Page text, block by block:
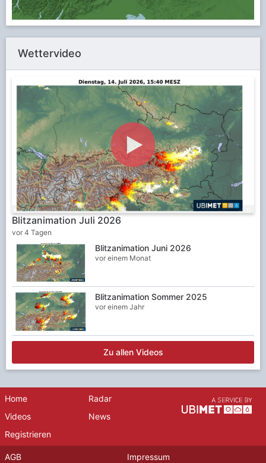
Wettervideo
Blitzanimation Juli 2026
vor 4 Tagen
Blitzanimation Juni 2026
vor einem Monat
Blitzanimation Sommer 2025
vor einem Jahr
Zu allen Videos
Home
Radar
Videos
News
Registrieren
AGB Impressum